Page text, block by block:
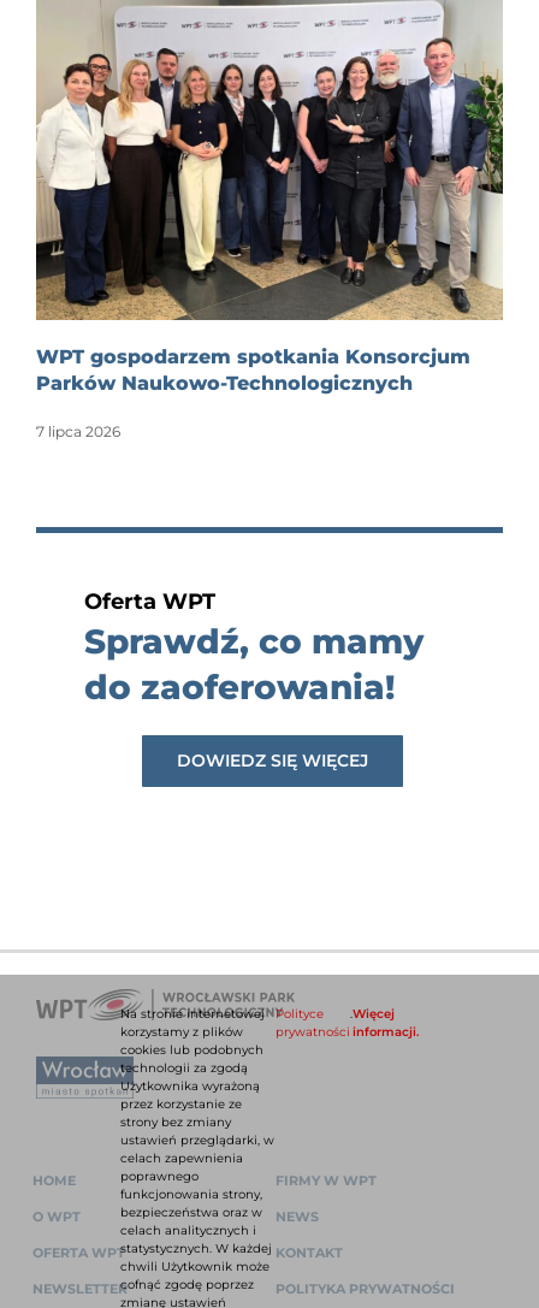
WPT gospodarzem spotkania Konsorcjum
Parków Naukowo-Technologicznych
7 lipca 2026
Oferta WPT
Sprawdź, co mamy
do zaoferowania!
DOWIEDZ SIĘ WIĘCEJ
HOME
O WPT
OFERTA WPT
NEWSLETTER
FIRMY W WPT
NEWS
KONTAKT
POLITYKA PRYWATNOŚCI
Na stronie internetowej
korzystamy z plików
cookies lub podobnych
technologii za zgodą
Użytkownika wyrażoną
przez korzystanie ze
strony bez zmiany
ustawień przeglądarki, w
celach zapewnienia
poprawnego
funkcjonowania strony,
bezpieczeństwa oraz w
celach analitycznych i
statystycznych. W każdej
chwili Użytkownik może
cofnąć zgodę poprzez
zmianę ustawień
Polityce
prywatności
Więcej
informacji.